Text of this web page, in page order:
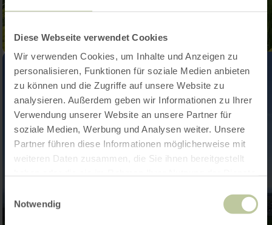
Diese Webseite verwendet Cookies
Wir verwenden Cookies, um Inhalte und Anzeigen zu
personalisieren, Funktionen für soziale Medien anbieten
zu können und die Zugriffe auf unsere Website zu
analysieren. Außerdem geben wir Informationen zu Ihrer
Verwendung unserer Website an unsere Partner für
soziale Medien, Werbung und Analysen weiter. Unsere
Partner führen diese Informationen möglicherweise mit
weiteren Daten zusammen, die Sie ihnen bereitgestellt
Notwendig